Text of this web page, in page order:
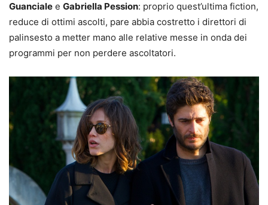
Guanciale e Gabriella Pession: proprio quest’ultima fiction,
reduce di ottimi ascolti, pare abbia costretto i direttori di
palinsesto a metter mano alle relative messe in onda dei
programmi per non perdere ascoltatori.